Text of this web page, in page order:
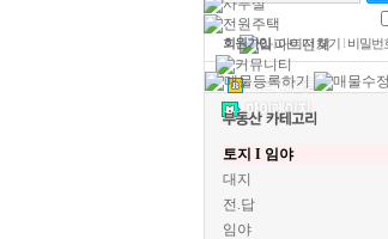
회원가입l아이디 찾기 l 비밀번
토지 I 임야
대지
전.답
임야